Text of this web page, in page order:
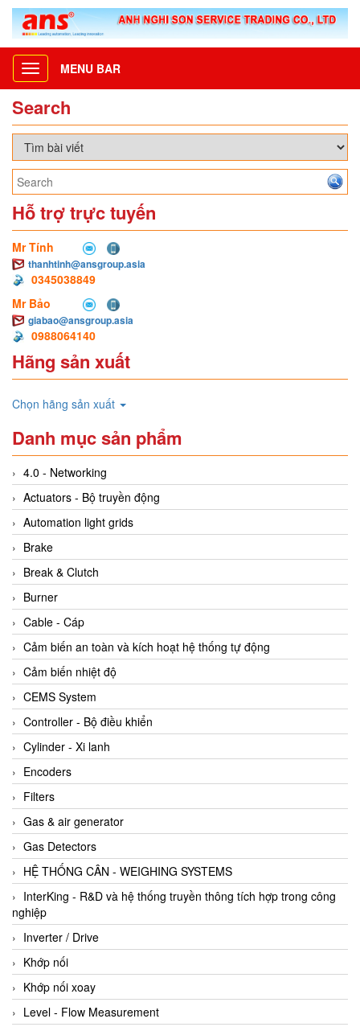
Toggle
navigation
MENU BAR
Search
Hỗ trợ trực tuyến
Mr Tính
thanhtinh@ansgroup.asia
0345038849
Mr Bảo
giabao@ansgroup.asia
0988064140
Hãng sản xuất
Chọn hãng sản xuất
Danh mục sản phẩm
4.0 - Networking
Actuators - Bộ truyền động
Automation light grids
Brake
Break & Clutch
Burner
Cable - Cáp
Cảm biến an toàn và kích hoạt hệ thống tự động
Cảm biến nhiệt độ
CEMS System
Controller - Bộ điều khiển
Cylinder - Xi lanh
Encoders
Filters
Gas & air generator
Gas Detectors
HỆ THỐNG CÂN - WEIGHING SYSTEMS
InterKing - R&D và hệ thống truyền thông tích hợp trong công
nghiệp
Inverter / Drive
Khớp nối
Khớp nối xoay
Level - Flow Measurement